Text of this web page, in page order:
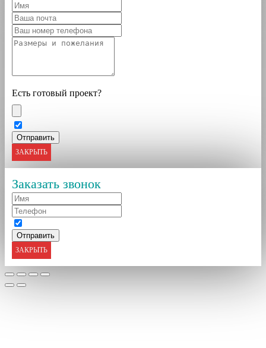
Есть готовый проект?
ЗАКРЫТЬ
Заказать звонок
ЗАКРЫТЬ